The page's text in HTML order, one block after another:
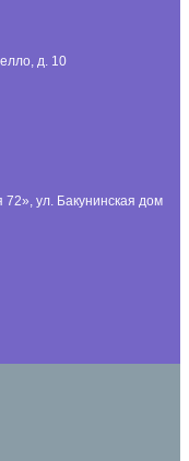
д. 10
72», ул. Бакунинская дом